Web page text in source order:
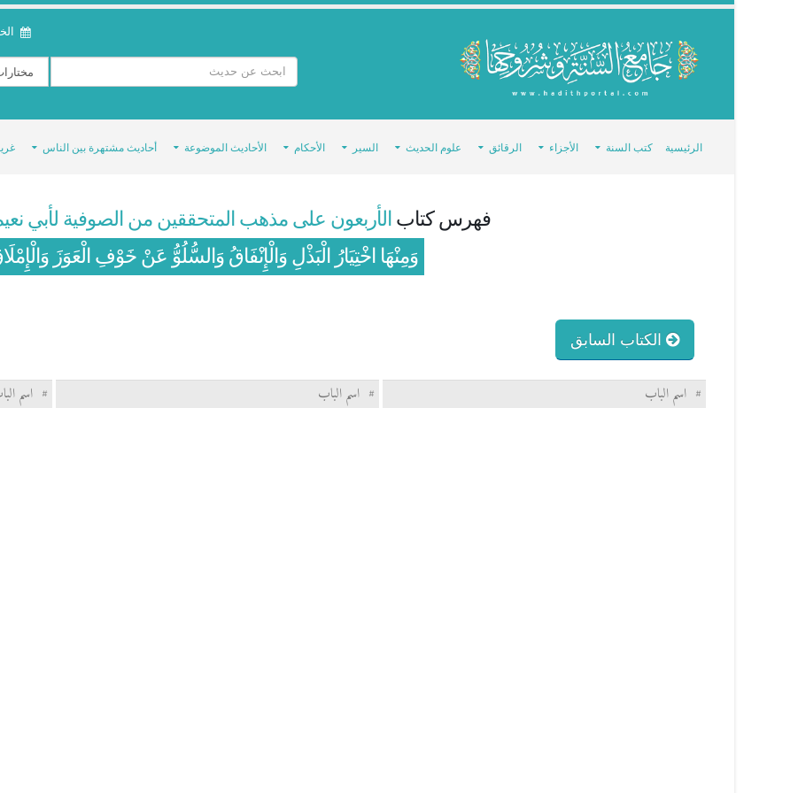
الرئيسية كتب السنة الأجزاء الرقائق علوم الحديث السير الأحكام الأحاديث الموضوعة أحاديث مشتهرة بين الناس
فهرس كتاب الأربعون على مذهب المتحققين من الصوفية لأبي
وَمِنْهَا اخْتِيَارُ الْبَذْلِ وَالْإِنْفَاقُ وَالسُّلُوُّ عَنْ خَوْفِ الْعَوَزَ
الكتاب السابق
# اسم الباب # اسم الباب # اسم